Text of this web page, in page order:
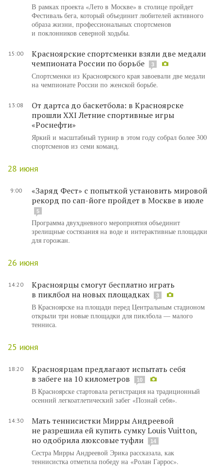
В рамках проекта «Лето в Москве» в столице пройдет
Фестиваль бега, который объединит любителей активного
образа жизни, профессиональных спортсменов
и поклонников северной ходьбы.
15:00
Красноярские спортсменки взяли две медали
чемпионата России по борьбе
3
Спортсменки из Красноярского края завоевали две медали
на чемпионате России по женской борьбе.
13:08
От дартса до баскетбола: в Красноярске
прошли XXI Летние спортивные игры
«Роснефти»
Яркий и масштабный турнир в этом году собрал более 300
спортсменов из семи команд.
28 июня
9:00
«Заряд Фест» с попыткой установить мировой
рекорд по сап-йоге пройдет в Москве в июле
5
Программа двухдневного мероприятия объединит
зрелищные состязания на воде и интерактивные площадки
для горожан.
26 июня
14:20
Красноярцы смогут бесплатно играть
в пиклбол на новых площадках
3
В Красноярске на площади перед Центральным стадионом
открыли три новые площадки для пиклбола — малого
тенниса.
25 июня
18:20
Красноярцам предлагают испытать себя
в забеге на 10 километров
10
В Красноярске стартовала регистрация на традиционный
осенний легкоатлетический забег «Познай себя».
14:30
Мать теннисистки Мирры Андреевой
не разрешила ей купить сумку Louis Vuitton,
но одобрила люксовые туфли
14
Сестра Мирры Андреевой Эрика рассказала, как
теннисистка отметила победу на «Ролан Гаррос».